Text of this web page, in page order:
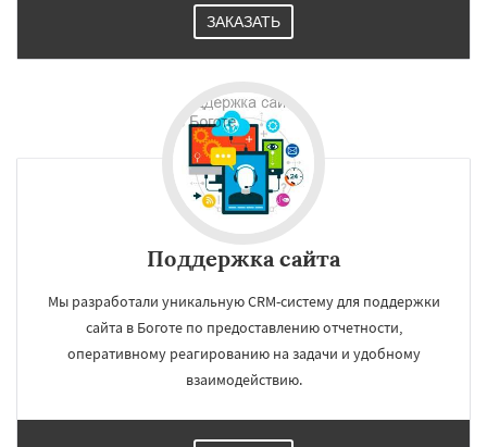
ЗАКАЗАТЬ
Поддержка сайта
Мы разработали уникальную CRM-систему для поддержки
сайта в Боготе по предоставлению отчетности,
оперативному реагированию на задачи и удобному
взаимодействию.